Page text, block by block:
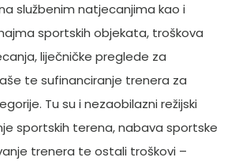
službenim natjecanjima kao i
sportskih objekata, troškova
liječničke preglede za
te sufinanciranje trenera za
Tu su i nezaobilazni režijski
sportskih terena, nabava sportske
trenera te ostali troškovi –